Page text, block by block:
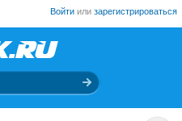
Войти или зарегистрироваться